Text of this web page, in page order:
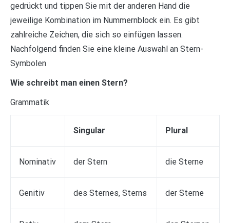
gedrückt und tippen Sie mit der anderen Hand die
jeweilige Kombination im Nummernblock ein. Es gibt
zahlreiche Zeichen, die sich so einfügen lassen.
Nachfolgend finden Sie eine kleine Auswahl an Stern-
Symbolen
Wie schreibt man einen Stern?
Grammatik
Singular Plural
Nominativ der Stern die Sterne
Genitiv des Sternes, Sterns der Sterne